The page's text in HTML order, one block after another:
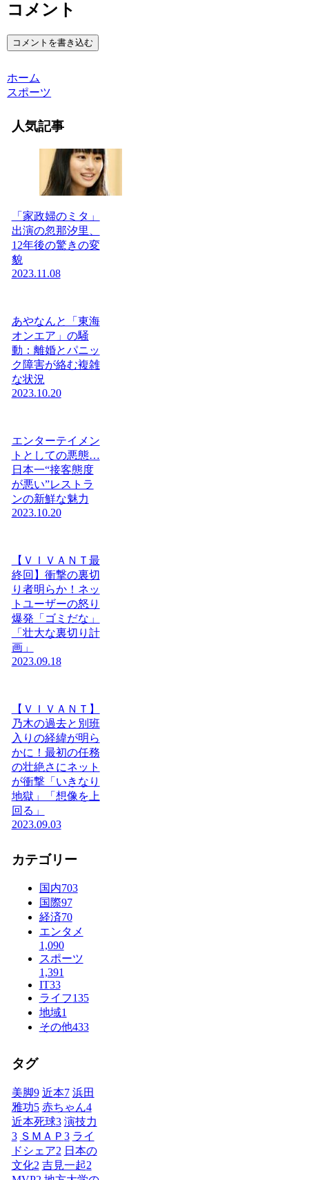
コメント
コメントを書き込む
ホーム
スポーツ
人気記事
「家政婦のミタ」
出演の忽那汐里、
12年後の驚きの変
貌
2023.11.08
あやなんと「東海
オンエア」の騒
動：離婚とパニッ
ク障害が絡む複雑
な状況
2023.10.20
エンターテイメン
トとしての悪態…
日本一“接客態度
が悪い”レストラ
ンの新鮮な魅力
2023.10.20
【ＶＩＶＡＮＴ最
終回】衝撃の裏切
り者明らか！ネッ
トユーザーの怒り
爆発「ゴミだな」
「壮大な裏切り計
画」
2023.09.18
【ＶＩＶＡＮＴ】
乃木の過去と別班
入りの経緯が明ら
かに！最初の任務
の壮絶さにネット
が衝撃「いきなり
地獄」「想像を上
回る」
2023.09.03
カテゴリー
国内703
国際97
経済70
エンタメ
1,090
スポーツ
1,391
IT33
ライフ135
地域1
その他433
タグ
美脚9 近本7 浜田
雅功5 赤ちゃん4
近本死球3 演技力
3 ＳＭＡＰ 3 ライ
ドシェア2 日本の
文化2 吉見一起2